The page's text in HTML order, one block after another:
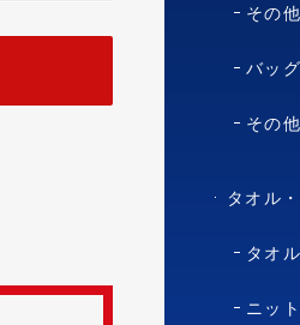
その
バッ
その
タオル
タオ
ニットマ